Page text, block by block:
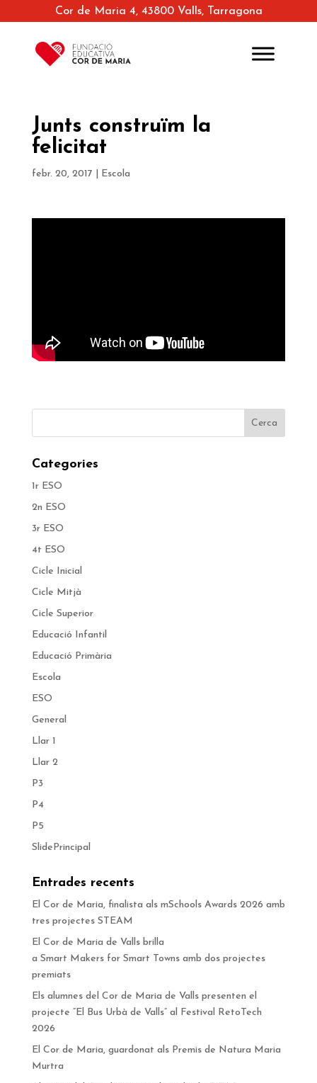
Cor de Maria 4, 43800 Valls, Tarragona
Junts construïm la
felicitat
febr. 20, 2017 Escola
Categories
1r ESO
2n ESO
3r ESO
4t ESO
Cicle Inicial
Cicle Mitjà
Cicle Superior
Educació Infantil
Educació Primària
Escola
ESO
General
Llar 1
Llar 2
P3
P4
P5
SlidePrincipal
Entrades recents
El Cor de Maria, finalista als mSchools Awards 2026 amb
tres projectes STEAM
El Cor de Maria de Valls brilla
a Smart Makers for Smart Towns amb dos projectes
premiats
Els alumnes del Cor de Maria de Valls presenten el
projecte “El Bus Urbà de Valls” al Festival RetoTech
2026
El Cor de Maria, guardonat als Premis de Natura Maria
Murtra